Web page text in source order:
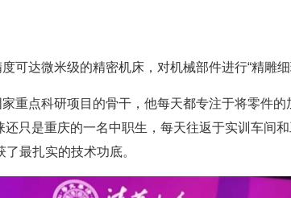
达微米级的精密机床，对机械部件进行“精雕细
重点科研项目的骨干，他每天都专注于将零件
只是重庆的一名中职生，每天往返于实训车间
最扎实的技术功底。